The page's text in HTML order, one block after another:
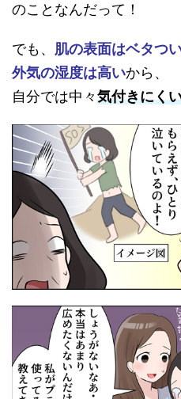
のことなんだって！
でも、 肌の表面はベタつ
外気の湿度は高いから、
自分では中々気付きにく